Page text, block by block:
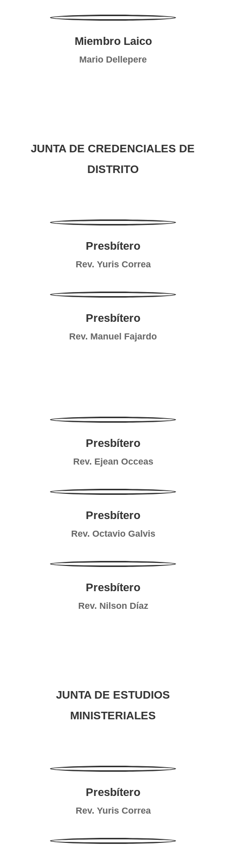
Miembro Laico
Mario Dellepere
JUNTA DE CREDENCIALES DE
DISTRITO
Presbítero
Rev. Yuris Correa
Presbítero
Rev. Manuel Fajardo
Presbítero
Rev. Ejean Occeas
Presbítero
Rev. Octavio Galvis
Presbítero
Rev. Nilson Díaz
JUNTA DE ESTUDIOS
MINISTERIALES
Presbítero
Rev. Yuris Correa